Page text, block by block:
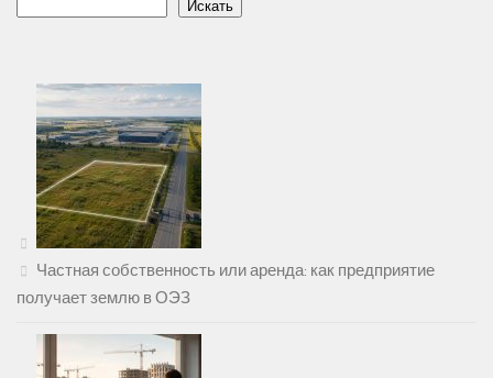
Искать
Частная собственность или аренда: как предприятие
получает землю в ОЭЗ